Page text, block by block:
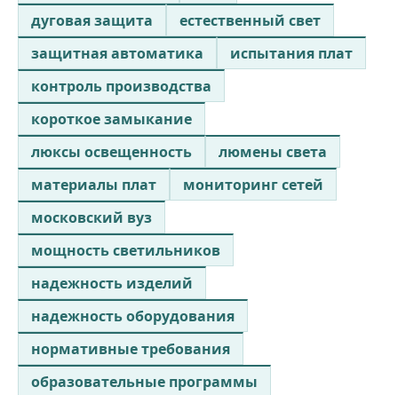
дуговая защита
естественный свет
защитная автоматика
испытания плат
контроль производства
короткое замыкание
люксы освещенность
люмены света
материалы плат
мониторинг сетей
московский вуз
мощность светильников
надежность изделий
надежность оборудования
нормативные требования
образовательные программы